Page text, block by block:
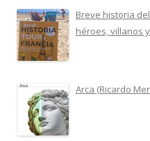
Breve historia
héroes, villanos
Arca (Ricardo